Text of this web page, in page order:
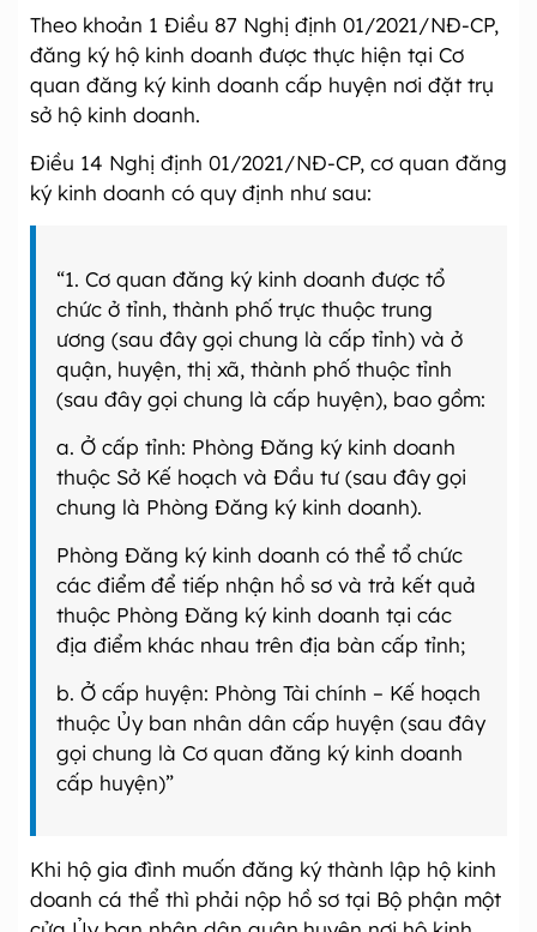
Theo khoản 1 Điều 87 Nghị định 01/2021/NĐ-CP,
đăng ký hộ kinh doanh được thực hiện tại Cơ
quan đăng ký kinh doanh cấp huyện nơi đặt trụ
sở hộ kinh doanh.
Điều 14 Nghị định 01/2021/NĐ-CP, cơ quan đăng
ký kinh doanh có quy định như sau:
“1. Cơ quan đăng ký kinh doanh được tổ
chức ở tỉnh, thành phố trực thuộc trung
ương (sau đây gọi chung là cấp tỉnh) và ở
quận, huyện, thị xã, thành phố thuộc tỉnh
(sau đây gọi chung là cấp huyện), bao gồm:
a. Ở cấp tỉnh: Phòng Đăng ký kinh doanh
thuộc Sở Kế hoạch và Đầu tư (sau đây gọi
chung là Phòng Đăng ký kinh doanh).
Phòng Đăng ký kinh doanh có thể tổ chức
các điểm để tiếp nhận hồ sơ và trả kết quả
thuộc Phòng Đăng ký kinh doanh tại các
địa điểm khác nhau trên địa bàn cấp tỉnh;
b. Ở cấp huyện: Phòng Tài chính – Kế hoạch
thuộc Ủy ban nhân dân cấp huyện (sau đây
gọi chung là Cơ quan đăng ký kinh doanh
cấp huyện)”
Khi hộ gia đình muốn đăng ký thành lập hộ kinh
doanh cá thể thì phải nộp hồ sơ tại Bộ phận một